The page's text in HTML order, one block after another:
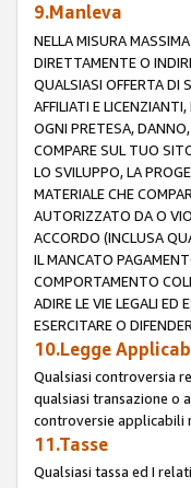
9.Manleva
NELLA MISURA
DIRETTAMENTE O
QUALSIASI OFFERTA DI
AFFILIATI E
OGNI PRETESA,
COMPARE SUL TUO
LO SVILUPPO, LA
MATERIALE CHE
AUTORIZZATO DA O
ACCORDO (INCLUSA
IL MANCATO
COMPORTAMENTO
ADIRE LE VIE LEGALI
ESERCITARE O
10.Legge
Qualsiasi controversia
qualsiasi transazione o
controversie applicabili
11.Tasse
Qualsiasi tassa ed I